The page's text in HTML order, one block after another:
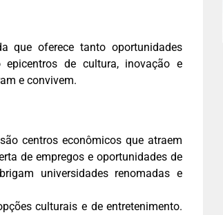
que oferece tanto oportunidades
epicentros de cultura, inovação e
e convivem.
centros econômicos que atraem
de empregos e oportunidades de
universidades renomadas e
culturais e de entretenimento.